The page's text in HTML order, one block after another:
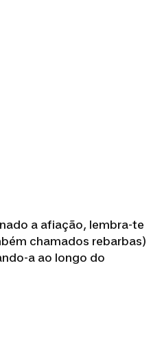
a afiação, lembra-te
chamados rebarbas)
a ao longo do